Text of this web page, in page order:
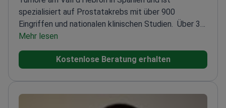
spezialisiert auf Prostatakrebs mit über 900
Eingriffen und nationalen klinischen Studien. Über 30
Jahre Spezialisierung auf genitourinale Karzinome und
SarkomeExperte für Immuntherapie und molekulare
Diagnostik bei ProstatakrebsMitbegründer der
(SOGUG)Veröffentlichung von über 120 Peer-
Review-Artikeln zu Krebstherapien
Mehr lesen
Kostenlose Beratung erhalten